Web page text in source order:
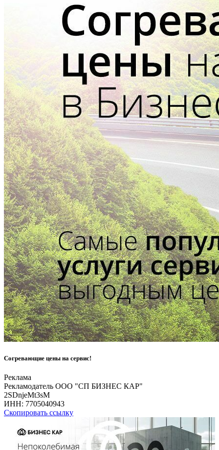
Согревающие цены на сервис!
Реклама
Рекламодатель ООО "СП БИЗНЕС КАР"
2SDnjeMt3sM
ИНН: 7705040943
Скопировать ссылку